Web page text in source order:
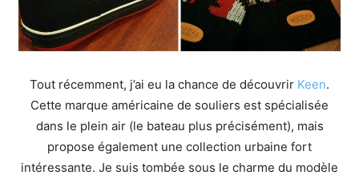
Tout récemment, j’ai eu la chance de découvrir Keen.
Cette marque américaine de souliers est spécialisée
dans le plein air (le bateau plus précisément), mais
propose également une collection urbaine fort
intéressante. Je suis tombée sous le charme du modèle